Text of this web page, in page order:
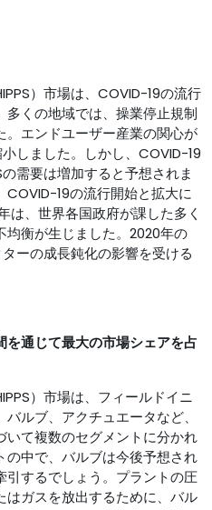
）市場は、COVID-19の流行
くの地域では、操業停止規制
。エンドユーザー産業の関心が
しました。しかし、COVID-19
需要は増加すると予想されま
19の流行開始と拡大に
は、世界各国政府が課した多く
均衡が生じました。2020年の
ーの成長鈍化の影響を受ける
通じて最大の市場シェアを占
）市場は、フィールドイニ
ルブ、アクチュエータなど、
て複数のセグメントに分かれ
中で、バルブは今後予想され
引するでしょう。プラントの圧
はガスを放出するために、バル